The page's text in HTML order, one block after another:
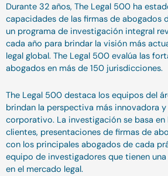
Durante 32 años, The Legal 500 ha
capacidades de las firmas de abogados
un programa de investigación integral
cada año para brindar la visión más
legal global. The Legal 500 evalúa las
abogados en más de 150 jurisdicciones.
The Legal 500 destaca los equipos del
brindan la perspectiva más innovadora
corporativo. La investigación se basa
clientes, presentaciones de firmas de
con los principales abogados de cada
equipo de investigadores que tienen
en el mercado legal.